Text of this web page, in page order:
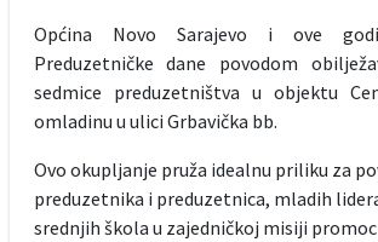
Općina Novo Sarajevo i ove
Preduzetničke dane povodom
sedmice preduzetništva u objektu
omladinu u ulici Grbavička bb.
Ovo okupljanje pruža idealnu priliku za
preduzetnika i preduzetnica, mladih
srednjih škola u zajedničkoj misiji